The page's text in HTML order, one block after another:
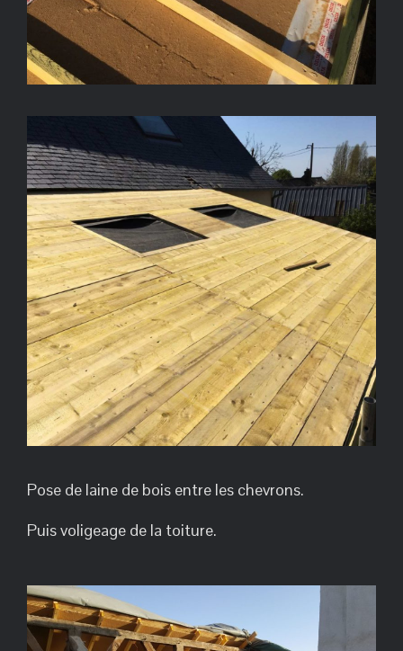
Pose de laine de bois entre les chevrons.
Puis voligeage de la toiture.